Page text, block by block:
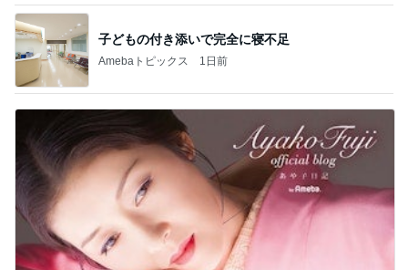
子どもの付き添いで完全に寝不足
Amebaトピックス 1日前